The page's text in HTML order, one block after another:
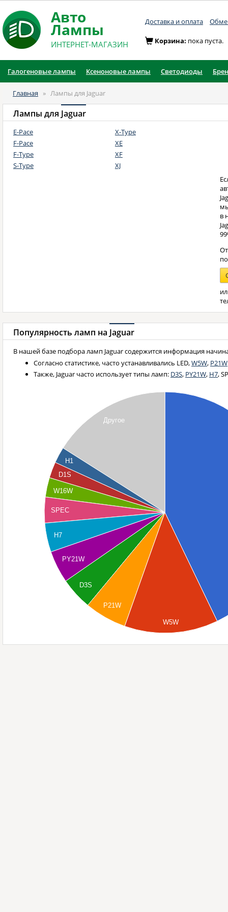
Авто
Лампы
ИНТЕРНЕТ-МАГАЗИН
Доставка и оплата
Корзина: пока пуста.
Галогеновые лампы Ксеноновые лампы Светодиоды
Главная » Лампы для Jaguar
Лампы для Jaguar
E-Pace
F-Pace
F-Type
S-Type
X-Type
XE
XF
XJ
в
Популярность ламп на Jaguar
В нашей базе подбора ламп Jaguar содержится информация
Согласно статистике, часто устанавливались LED,W5W, P21W
Также, Jaguar часто использует типы ламп: D3S, PY21W, H7,
Другое
H1
D1S
W16W
SPEC
H7
PY21W
D3S
P21W
W5W